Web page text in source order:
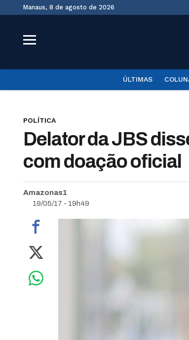
Manaus, 8 de agosto de 2026
ÚLTIMAS
POLÍTICA
Delator da JBS
com doação oficial
Amazonas1
19/05/17 - 19h49